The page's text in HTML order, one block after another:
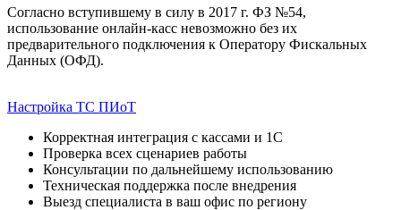
Согласно вступившему в силу в 2017 г. ФЗ №54,
использование онлайн-касс невозможно без их
предварительного подключения к Оператору Фискальных
Данных (ОФД).
Настройка ТС ПИоТ
Корректная интеграция с кассами и 1С
Проверка всех сценариев работы
Консультации по дальнейшему использованию
Техническая поддержка после внедрения
Выезд специалиста в ваш офис по региону